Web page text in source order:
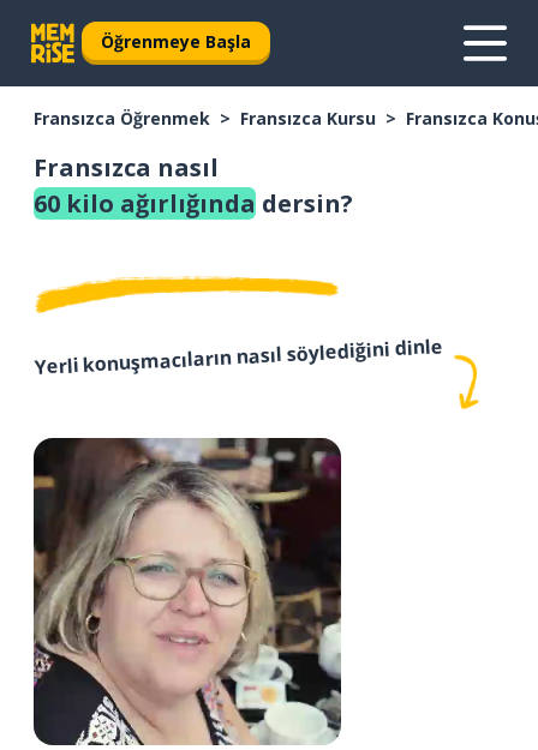
Öğrenmeye Başla
Fransızca Öğrenmek Fransızca Kursu Fransızca
Fransızca nasıl
60 kilo ağırlığında dersin?
Yerli konuşmacıların nasıl söylediğini dinle